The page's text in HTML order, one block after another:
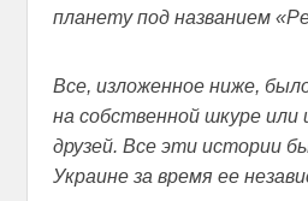
планету под названием
Все, изложенное ниже,
на собственной шкуре или
друзей. Все эти истории
Украине за время ее